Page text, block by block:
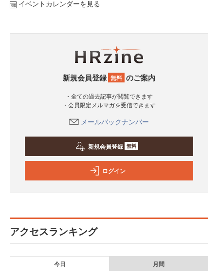
イベントカレンダーを見る
新規会員登録 無料 のご案内
・全ての過去記事が閲覧できます
・会員限定メルマガを受信できます
メールバックナンバー
新規会員登録 無料
ログイン
アクセスランキング
今日 月間